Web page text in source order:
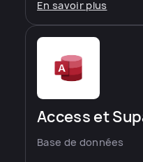
En savoir plus
Access et
Base de données